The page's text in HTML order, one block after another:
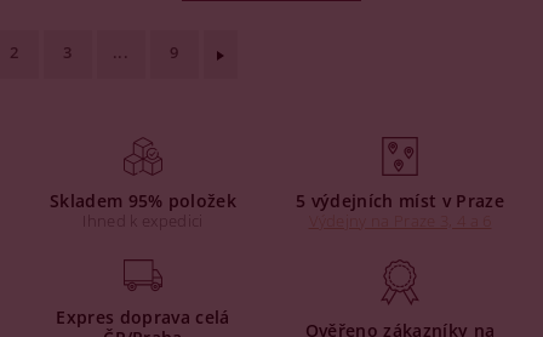
2 3 ... 9
Skladem 95% položek
Ihned k expedici
5 výdejních míst v Praze
Expres doprava celá
Ověřeno zákazníky na